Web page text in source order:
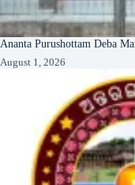
Ananta Purushottam Deba
August 1, 2026